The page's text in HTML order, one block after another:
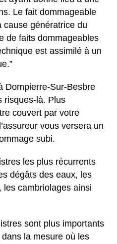
Le fait dommageable
cause génératrice du
de faits dommageables
est assimilé à un
Dompierre-Sur-Besbre
risques-là. Plus
couvert par votre
vous versera un
subi.
les plus récurrents
dégâts des eaux, les
les cambriolages ainsi
sont plus importants
la mesure où les